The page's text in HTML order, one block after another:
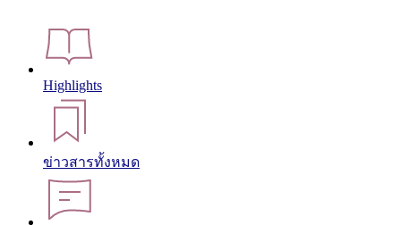
Highlights
ข่าวสารทั้งหมด